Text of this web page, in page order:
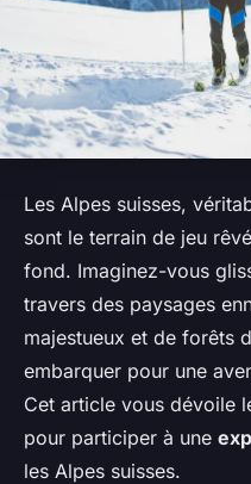
Les Alpes suisses,
sont le terrain de jeu
fond. Imaginez-vous
travers des paysages
majestueux et de forêts
embarquer pour une
Cet article vous dévoile
pour participer à une
les Alpes suisses.